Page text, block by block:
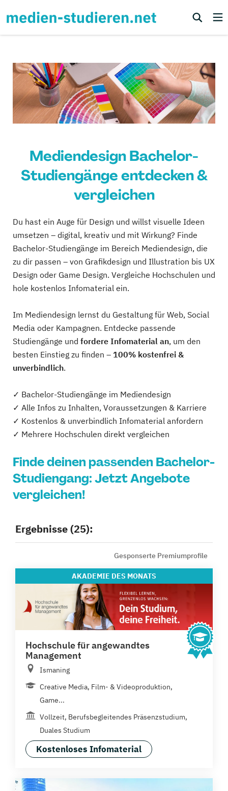
Mediendesign Bachelor-
Studiengänge entdecken &
vergleichen
Du hast ein Auge für Design und willst visuelle Ideen
umsetzen – digital, kreativ und mit Wirkung? Finde
Bachelor-Studiengänge im Bereich Mediendesign, die
zu dir passen – von Grafikdesign und Illustration bis UX
Design oder Game Design. Vergleiche Hochschulen und
hole kostenlos Infomaterial ein.
Im Mediendesign lernst du Gestaltung für Web, Social
Media oder Kampagnen. Entdecke passende
Studiengänge und fordere Infomaterial an, um den
besten Einstieg zu finden – 100% kostenfrei &
unverbindlich.
✓ Bachelor-Studiengänge im Mediendesign
✓ Alle Infos zu Inhalten, Voraussetzungen & Karriere
✓ Kostenlos & unverbindlich Infomaterial anfordern
✓ Mehrere Hochschulen direkt vergleichen
Finde deinen passenden Bachelor-
Studiengang: Jetzt Angebote
vergleichen!
Ergebnisse (25):
Gesponserte Premiumprofile
AKADEMIE DES MONATS
Hochschule für angewandtes
Management
Ismaning
Creative Media, Film- & Videoproduktion,
Game...
Vollzeit, Berufsbegleitendes Präsenzstudium,
Duales Studium
Kostenloses Infomaterial